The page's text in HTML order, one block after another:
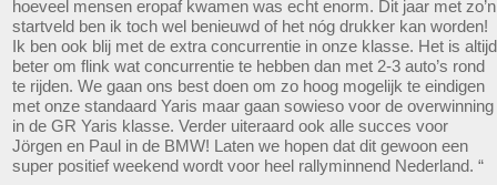
hoeveel mensen eropaf kwamen was echt enorm. Dit jaar met zo’n
startveld ben ik toch wel benieuwd of het nóg drukker kan worden!
Ik ben ook blij met de extra concurrentie in onze klasse. Het is altijd
beter om flink wat concurrentie te hebben dan met 2-3 auto’s rond
te rijden. We gaan ons best doen om zo hoog mogelijk te eindigen
met onze standaard Yaris maar gaan sowieso voor de overwinning
in de GR Yaris klasse. Verder uiteraard ook alle succes voor
Jörgen en Paul in de BMW! Laten we hopen dat dit gewoon een
super positief weekend wordt voor heel rallyminnend Nederland. “